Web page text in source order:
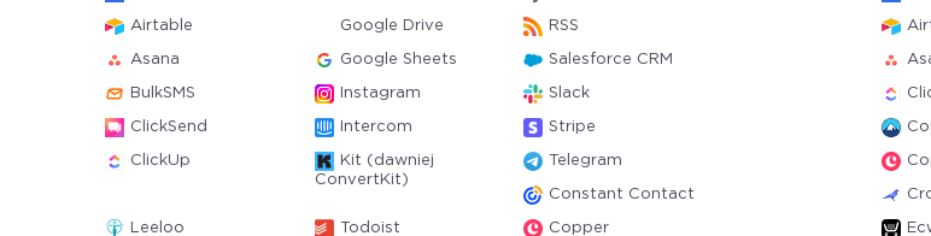
Airtable Google Drive RSS
Asana Google Sheets Salesforce CRM
BulkSMS Instagram Slack
ClickSend Intercom Stripe
ClickUp
Kit (dawniej
ConvertKit)
Telegram
Constant Contact
Leeloo Todoist Copper